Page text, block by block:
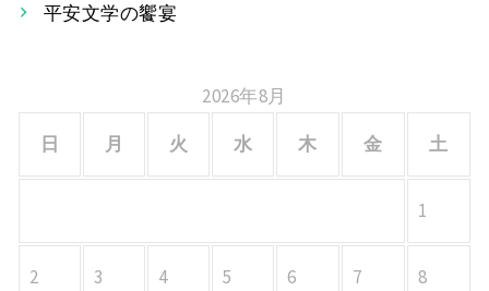
ン平安文学の饗宴
2026年8月
日
月 火 水 木 金 土
1
2 3 4 5 6 7 8